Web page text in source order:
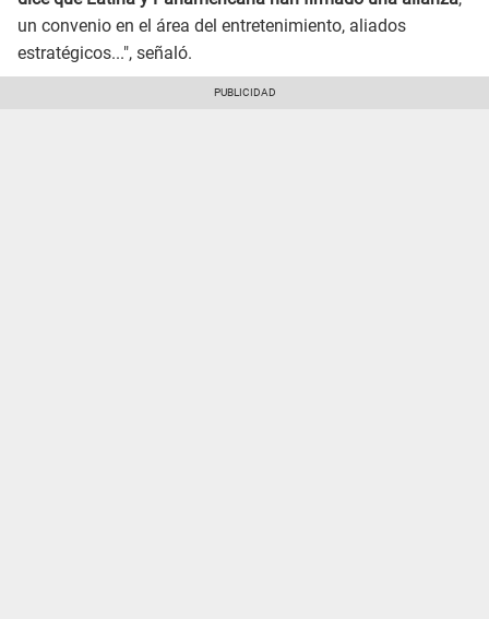
un convenio en el área del entretenimiento, aliados
estratégicos...", señaló.